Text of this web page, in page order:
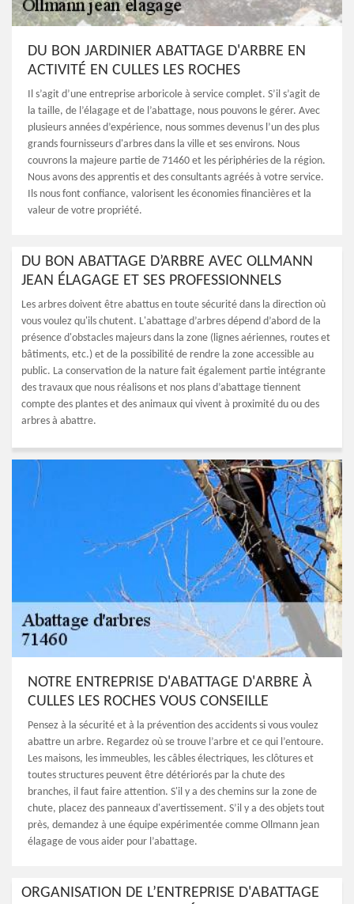
DU BON JARDINIER ABATTAGE D'ARBRE EN
ACTIVITÉ EN CULLES LES ROCHES
Il s’agit d’une entreprise arboricole à service complet. S’il s’agit de
la taille, de l’élagage et de l’abattage, nous pouvons le gérer. Avec
plusieurs années d’expérience, nous sommes devenus l’un des plus
grands fournisseurs d'arbres dans la ville et ses environs. Nous
couvrons la majeure partie de 71460 et les périphéries de la région.
Nous avons des apprentis et des consultants agréés à votre service.
Ils nous font confiance, valorisent les économies financières et la
valeur de votre propriété.
DU BON ABATTAGE D’ARBRE AVEC OLLMANN
JEAN ÉLAGAGE ET SES PROFESSIONNELS
Les arbres doivent être abattus en toute sécurité dans la direction où
vous voulez qu'ils chutent. L'abattage d’arbres dépend d’abord de la
présence d'obstacles majeurs dans la zone (lignes aériennes, routes et
bâtiments, etc.) et de la possibilité de rendre la zone accessible au
public. La conservation de la nature fait également partie intégrante
des travaux que nous réalisons et nos plans d’abattage tiennent
compte des plantes et des animaux qui vivent à proximité du ou des
arbres à abattre.
NOTRE ENTREPRISE D'ABATTAGE D'ARBRE À
CULLES LES ROCHES VOUS CONSEILLE
Pensez à la sécurité et à la prévention des accidents si vous voulez
abattre un arbre. Regardez où se trouve l’arbre et ce qui l’entoure.
Les maisons, les immeubles, les câbles électriques, les clôtures et
toutes structures peuvent être détériorés par la chute des
branches, il faut faire attention. S'il y a des chemins sur la zone de
chute, placez des panneaux d'avertissement. S’il y a des objets tout
près, demandez à une équipe expérimentée comme Ollmann jean
élagage de vous aider pour l’abattage.
ORGANISATION DE L’ENTREPRISE D'ABATTAGE